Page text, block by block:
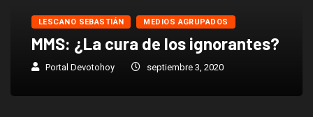
LESCANO SEBASTIÁN MEDIOS AGRUPADOS
MMS: ¿La cura de los ignorantes?
Portal Devotohoy septiembre 3, 2020